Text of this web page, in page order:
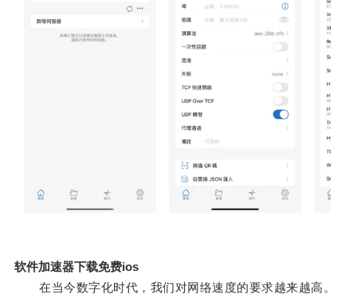
软件加速器下载免费ios
在当今数字化时代，我们对网络速度的要求越来越高。